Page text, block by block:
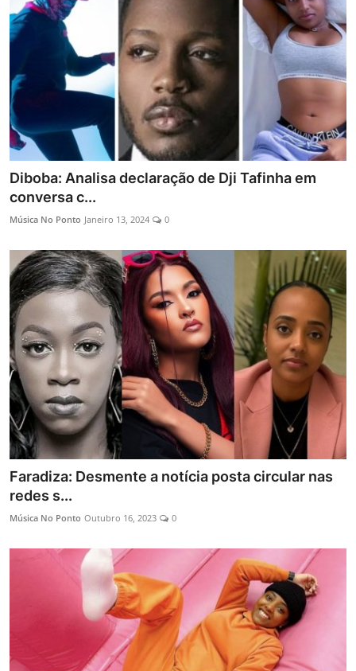
Entrevistas
Mundo
Diboba: Analisa declaração de Dji Tafinha em
conversa c...
Música No Ponto Janeiro 13, 2024 0
Faradiza: Desmente a notícia posta circular nas
redes s...
Música No Ponto Outubro 16, 2023 0